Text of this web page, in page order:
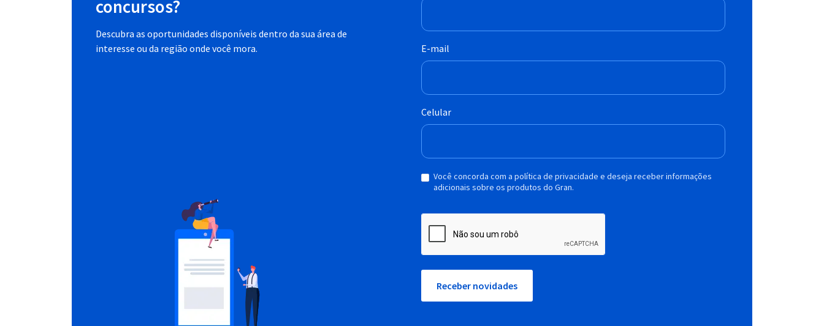
concursos?
Descubra as oportunidades disponíveis dentro da sua área de
interesse ou da região onde você mora.
E-mail
Celular
Você concorda com a política de privacidade e deseja receber informações
adicionais sobre os produtos do Gran.
Receber novidades